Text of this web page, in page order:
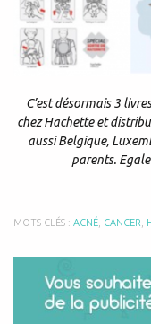
C’est désormais 3
chez Hachette et
aussi Belgique,
parents.
MOTS CLÉS : ACNÉ CANCER